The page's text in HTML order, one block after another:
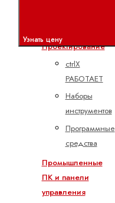
Проектирование
ctrlX
РАБОТАЕТ
Наборы
инструментов
Программные
средства
Промышленные
ПК и панели
управления
Узнать цену